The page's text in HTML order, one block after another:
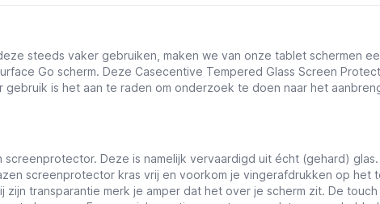
steeds vaker gebruiken, maken we van onze tablet schermen
Go scherm. Deze Casecentive Tempered Glass Screen
is het aan te raden om onderzoek te doen naar het
Deze is namelijk vervaardigd uit écht (gehard)
screenprotector kras vrij en voorkom je vingerafdrukken op het
transparantie merk je amper dat het over je scherm zit. De